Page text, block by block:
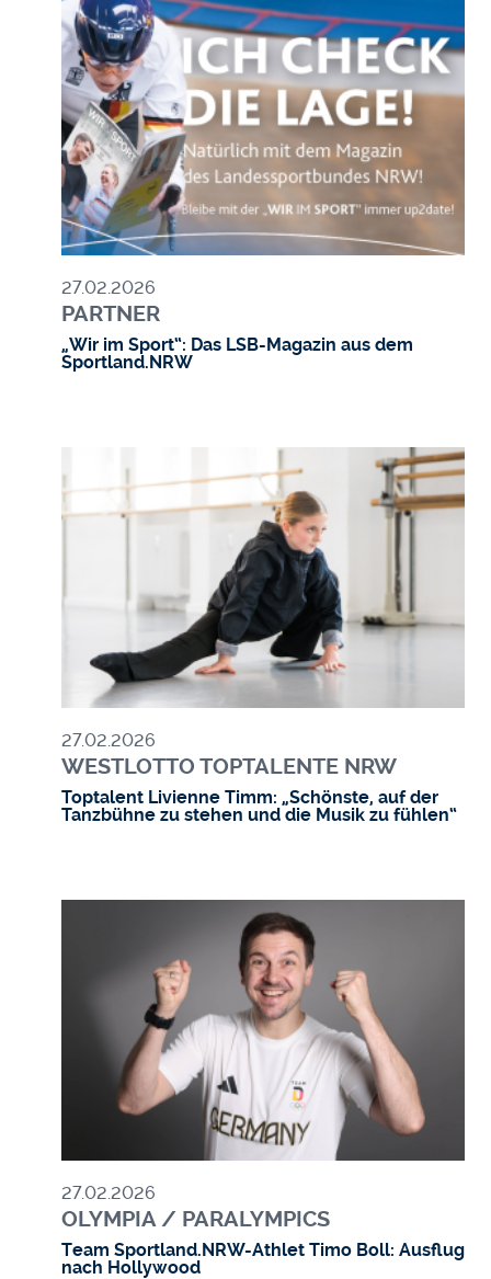
Bild
27.02.2026
PARTNER
„Wir im Sport“: Das LSB-Magazin aus dem
Sportland.NRW
27.02.2026
WESTLOTTO TOPTALENTE NRW
Toptalent Livienne Timm: „Schönste, auf der
Tanzbühne zu stehen und die Musik zu fühlen“
27.02.2026
OLYMPIA / PARALYMPICS
Team Sportland.NRW-Athlet Timo Boll: Ausflug
nach Hollywood